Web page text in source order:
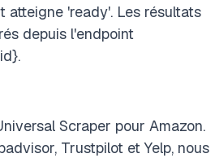
atteigne 'ready'. Les résultats
depuis l'endpoint
Scraper pour Amazon.
Trustpilot et Yelp, nous